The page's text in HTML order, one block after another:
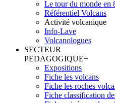
Le tour du monde en
Référentiel Volcans
Activité volcanique
Info-Lave
Volcanologues
SECTEUR
PEDAGOGIQUE+
Expositions
Fiche les volcans
Fiche les roches
Fiche classification